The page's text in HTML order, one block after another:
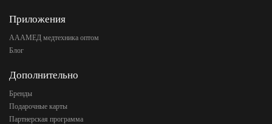
Приложения
АААМЕД медтехника оптом
Блог
Дополнительно
Бренды
Подарочные карты
Партнерская программа